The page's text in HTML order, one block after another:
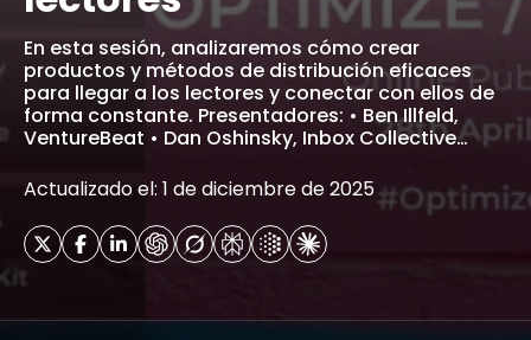
En esta sesión, analizaremos cómo crear
productos y métodos de distribución eficaces
para llegar a los lectores y conectar con ellos de
forma constante. Presentadores: • Ben Illfeld,
VentureBeat • Dan Oshinsky, Inbox Collective…
Actualizado el: 1 de diciembre de 2025